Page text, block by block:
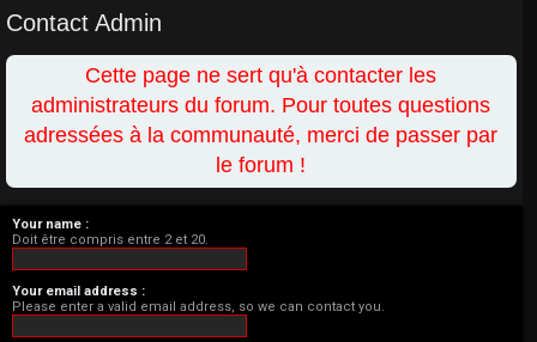
Contact Admin
Cette page ne sert qu'à contacter les
administrateurs du forum. Pour toutes questions
adressées à la communauté, merci de passer par
le forum !
Your name :
Doit être compris entre 2 et 20.
Your email address :
Please enter a valid email address, so we can contact you.